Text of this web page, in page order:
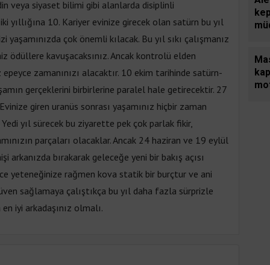
veya siyaset bilimi gibi alanlarda disiplinli
yıllığına 10. Kariyer evinize girecek olan satürn bu yıl
çok önemli kılacak. Bu yıl sıkı çalışmanız
ödüllere kavuşacaksınız. Ancak kontrolü elden
zamanınızı alacaktır. 10 ekim tarihinde satürn-
gerçeklerini birbirlerine paralel hale getirecektir. 27
giren uranüs sonrası yaşamınız hiçbir zaman
yıl sürecek bu ziyarette pek çok parlak fikir,
parçaları olacaklar. Ancak 24 haziran ve 19 eylül
bırakarak geleceğe yeni bir bakış açısı
yeteneğinize rağmen kova statik bir burçtur ve ani
sağlamaya çalıştıkça bu yıl daha fazla sürprizle
iyi arkadaşınız olmalı.